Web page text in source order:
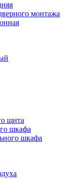
монтажа
щита
шкафа
шкафа